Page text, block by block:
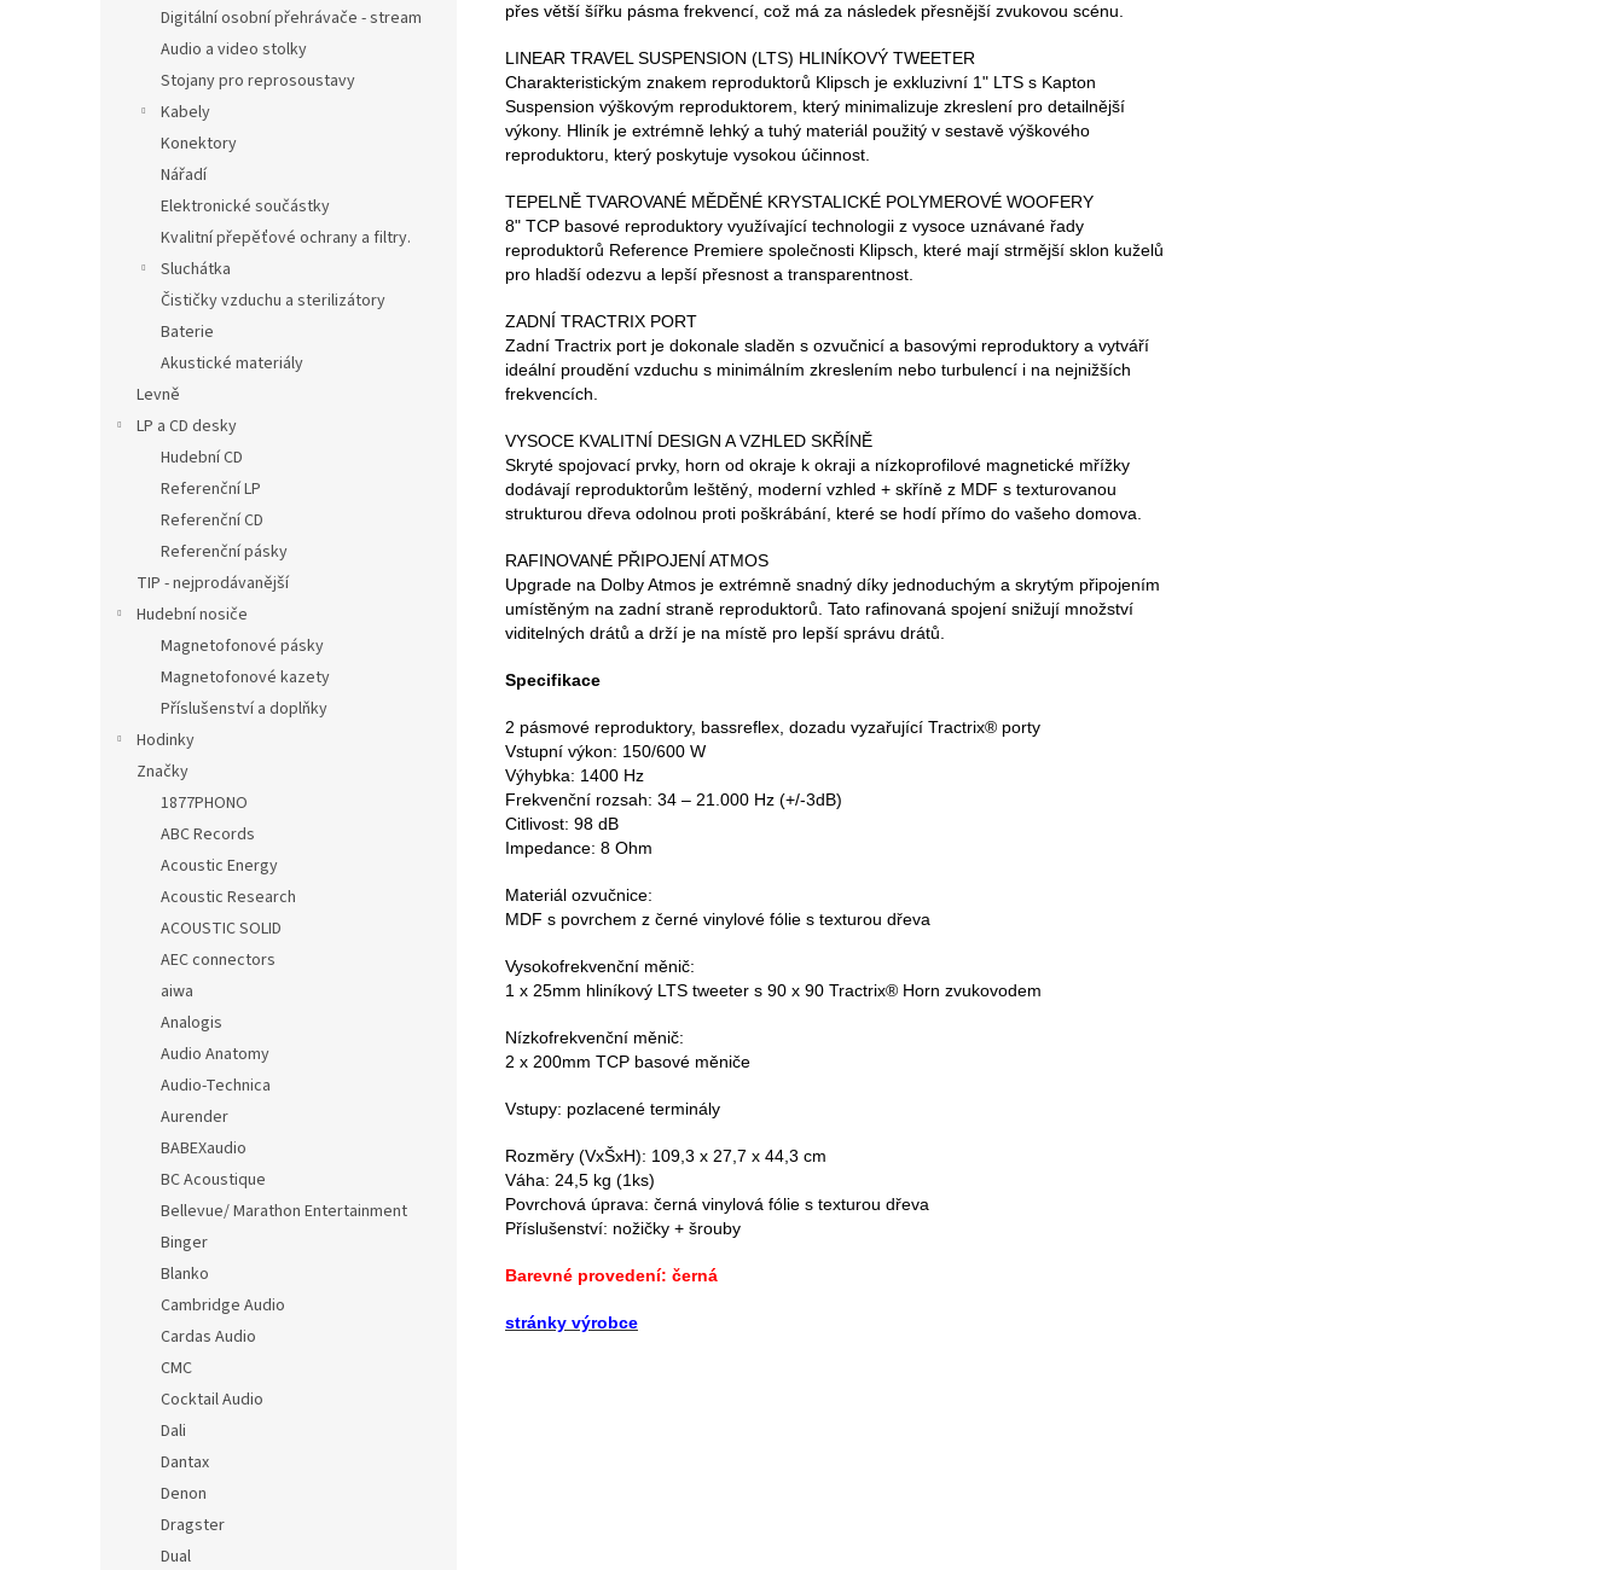
Digitální osobní přehrávače - stream
Audio a video stolky
Stojany pro reprosoustavy
Kabely
Konektory
Nářadí
Elektronické součástky
Kvalitní přepěťové ochrany a filtry.
Sluchátka
Čističky vzduchu a sterilizátory
Baterie
Akustické materiály
Levně
LP a CD desky
Hudební CD
Referenční LP
Referenční CD
Referenční pásky
TIP - nejprodávanější
Hudební nosiče
Magnetofonové pásky
Magnetofonové kazety
Příslušenství a doplňky
Hodinky
Značky
1877PHONO
ABC Records
Acoustic Energy
Acoustic Research
ACOUSTIC SOLID
AEC connectors
aiwa
Analogis
Audio Anatomy
Audio-Technica
Aurender
BABEXaudio
BC Acoustique
Bellevue/ Marathon Entertainment
Binger
Blanko
Cambridge Audio
Cardas Audio
CMC
Cocktail Audio
Dali
Dantax
Denon
Dragster
Dual
přes větší šířku pásma frekvencí, což má za následek přesnější zvukovou scénu.
LINEAR TRAVEL SUSPENSION (LTS) HLINÍKOVÝ TWEETER
Charakteristickým znakem reproduktorů Klipsch je exkluzivní 1" LTS s Kapton
Suspension výškovým reproduktorem, který minimalizuje zkreslení pro detailnější
výkony. Hliník je extrémně lehký a tuhý materiál použitý v sestavě výškového
reproduktoru, který poskytuje vysokou účinnost.
TEPELNĚ TVAROVANÉ MĚDĚNÉ KRYSTALICKÉ POLYMEROVÉ WOOFERY
8" TCP basové reproduktory využívající technologii z vysoce uznávané řady
reproduktorů Reference Premiere společnosti Klipsch, které mají strmější sklon kuželů
pro hladší odezvu a lepší přesnost a transparentnost.
ZADNÍ TRACTRIX PORT
Zadní Tractrix port je dokonale sladěn s ozvučnicí a basovými reproduktory a vytváří
ideální proudění vzduchu s minimálním zkreslením nebo turbulencí i na nejnižších
frekvencích.
VYSOCE KVALITNÍ DESIGN A VZHLED SKŘÍNĚ
Skryté spojovací prvky, horn od okraje k okraji a nízkoprofilové magnetické mřížky
dodávají reproduktorům leštěný, moderní vzhled + skříně z MDF s texturovanou
strukturou dřeva odolnou proti poškrábání, které se hodí přímo do vašeho domova.
RAFINOVANÉ PŘIPOJENÍ ATMOS
Upgrade na Dolby Atmos je extrémně snadný díky jednoduchým a skrytým připojením
umístěným na zadní straně reproduktorů. Tato rafinovaná spojení snižují množství
viditelných drátů a drží je na místě pro lepší správu drátů.
Specifikace
2 pásmové reproduktory, bassreflex, dozadu vyzařující Tractrix® porty
Vstupní výkon: 150/600 W
Výhybka: 1400 Hz
Frekvenční rozsah: 34 – 21.000 Hz (+/-3dB)
Citlivost: 98 dB
Impedance: 8 Ohm
Materiál ozvučnice:
MDF s povrchem z černé vinylové fólie s texturou dřeva
Vysokofrekvenční měnič:
1 x 25mm hliníkový LTS tweeter s 90 x 90 Tractrix® Horn zvukovodem
Nízkofrekvenční měnič:
2 x 200mm TCP basové měniče
Vstupy: pozlacené terminály
Rozměry (VxŠxH): 109,3 x 27,7 x 44,3 cm
Váha: 24,5 kg (1ks)
Povrchová úprava: černá vinylová fólie s texturou dřeva
Příslušenství: nožičky + šrouby
Barevné provedení: černá
stránky výrobce